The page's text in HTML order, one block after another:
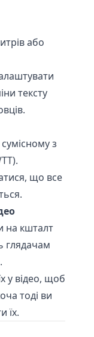
або
тексту
з
що все
на кшталт
глядачам
у відео, щоб
тоді ви
їх.